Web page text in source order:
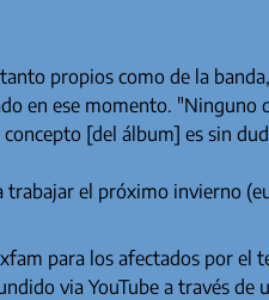
propios como de la
en ese momento. "Ninguno
[del álbum] es sin
trabajar el próximo invierno
para los afectados por el
via YouTube a través de